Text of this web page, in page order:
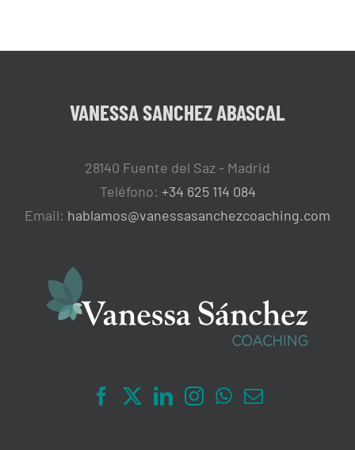
VANESSA SANCHEZ ABASCAL
28140 Fuente del Saz - Madrid
Teléfono: +34 625 114 084
Email: hablamos@vanessasanchezcoaching.com